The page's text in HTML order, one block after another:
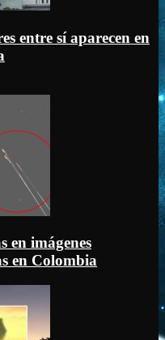
entre sí aparecen en
en imágenes
en Colombia